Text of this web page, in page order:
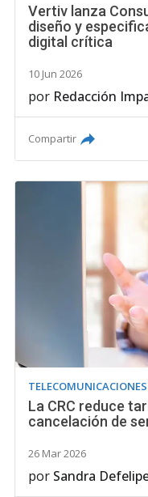
Vertiv lanza
diseño y
digital crítica
10 Jun 2026
por Redacción
Compartir
TELECOMUNICACIONES
La CRC reduce
cancelación de
26 Mar 2026
por Sandra